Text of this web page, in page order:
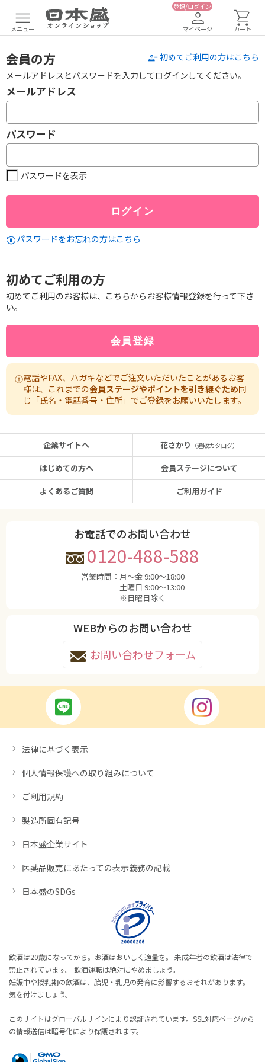
メニュー
登録/ログイン
マイページ カート
初めてご利用の方はこちら
会員の方
メールアドレスとパスワードを入力してログインしてください。
メールアドレス
パスワード
パスワードを表示
パスワードをお忘れの方はこちら
初めてご利用の方
初めてご利用のお客様は、こちらからお客様情報登録を行って下さ
い。
電話やFAX、ハガキなどでご注文いただいたことがあるお客
様は、これまでの会員ステージやポイントを引き継ぐため同
じ「氏名・電話番号・住所」でご登録をお願いいたします。
企業サイトへ
はじめての方へ
よくあるご質問
花さかり （通販カタログ）
会員ステージについて
ご利用ガイド
お電話でのお問い合わせ
0120-488-588
営業時間： 月〜金 9:00〜18:00
土曜日 9:00〜13:00
※日曜日除く
WEBからのお問い合わせ
お問い合わせフォーム
法律に基づく表示
個人情報保護への取り組みについて
ご利用規約
製造所固有記号
日本盛企業サイト
医薬品販売にあたっての表示義務の記載
日本盛のSDGs
飲酒は20歳になってから。お酒はおいしく適量を。 未成年者の飲酒は法律で
禁止されています。 飲酒運転は絶対にやめましょう。
妊娠中や授乳期の飲酒は、胎児・乳児の発育に影響するおそれがあります。
気を付けましょう。
このサイトはグローバルサインにより認証されています。SSL対応ページから
の情報送信は暗号化により保護されます。